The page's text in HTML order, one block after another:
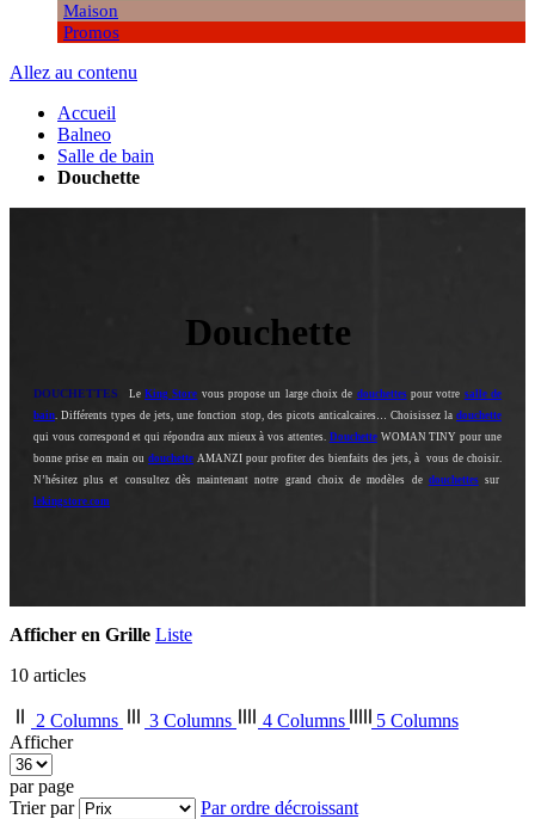
Maison
Promos
Allez au contenu
Accueil
Balneo
Salle de bain
Douchette
Douchette
DOUCHETTES LeKing Store vous propose un large choix de douchettespour votre salle de
bain . Différents types de jets, une fonction stop, des picots anticalcaires… Choisissez la douchette
qui vous correspond et qui répondra aux mieux à vos attentes. DouchetteWOMAN TINY pour une
bonne prise en main ou douchette AMANZI pour profiter des bienfaits des jets, à vous de choisir.
N’hésitez plus et consultez dès maintenant notre grand choix de modèles de douchettessur
lekingstore.com
Afficher en Grille Liste
10 articles
2 Columns 3 Columns 4 Columns
5 Columns
Afficher
par page
Trier par
Par ordre décroissant